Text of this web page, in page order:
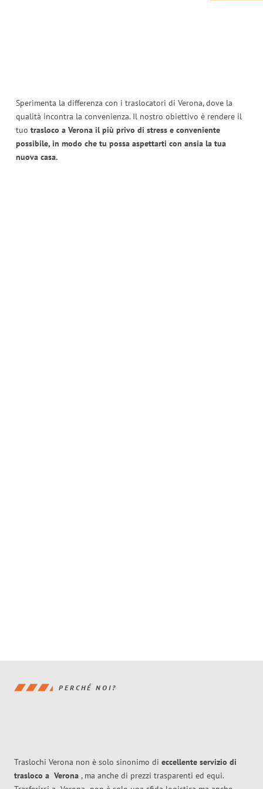
Sperimenta la differenza con i traslocatori di Verona, dove la
qualità incontra la convenienza. Il nostro obiettivo è rendere il
tuo trasloco a Verona il più privo di stress e conveniente
possibile, in modo che tu possa aspettarti con ansia la tua
nuova casa.
PERCHÉ NOI?
Traslochi Verona non è solo sinonimo di eccellente servizio di
trasloco a Verona , ma anche di prezzi trasparenti ed equi.